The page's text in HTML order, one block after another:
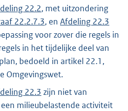
22.2, met uitzondering
22.2.7.3, en Afdeling 22.3
voor zover die regels in
in het tijdelijke deel van
bedoeld in artikel 22.1,
Omgevingswet.
22.3 zijn niet van
milieubelastende activiteit